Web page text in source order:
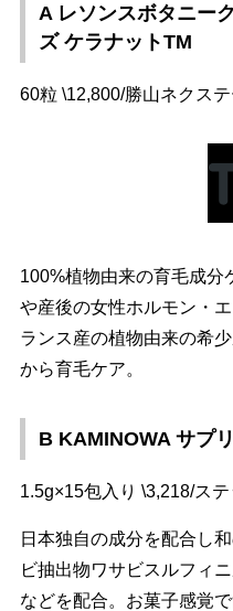
A レソンスボタニー
ズ ケラナットTM
60粒 \12,800/勝山ネクス
100%植物由来の育毛成分
産後の女性ホルモン・エ
ランス産の植物由来の希
から育毛ケア。
B KAMINOWA サプ
1.5g×15包入り \3,218/ス
日本独自の成分を配合し
ビ抽出物ワサビスルフィ
などを配合。お菓子感覚